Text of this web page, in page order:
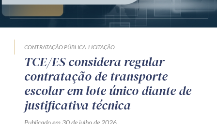
CONTRATAÇÃO PÚBLICA LICITAÇÃO
TCE/ES considera regular
contratação de transporte
escolar em lote único diante de
justificativa técnica